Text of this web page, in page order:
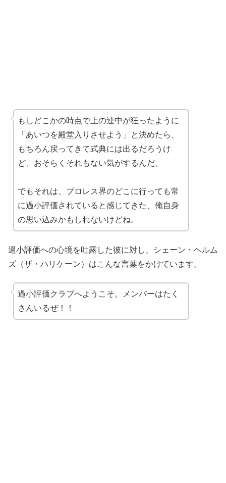
もしどこかの時点で上の連中が狂ったように
「あいつを殿堂入りさせよう」と決めたら、
もちろん戻ってきて式典には出るだろうけ
ど、おそらくそれもない気がするんだ。
でもそれは、プロレス界のどこに行っても常
に過小評価されていると感じてきた、俺自身
の思い込みかもしれないけどね。
過小評価への心境を吐露した彼に対し、シェーン・ヘルム
ズ（ザ・ハリケーン）はこんな言葉をかけています。
過小評価クラブへようこそ。メンバーはたく
さんいるぜ！！